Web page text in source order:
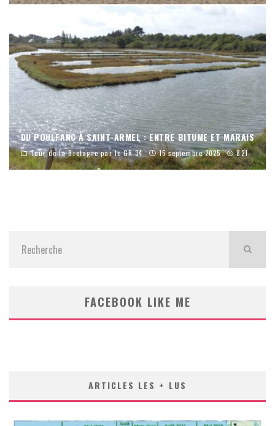
DU POULFANC À SAINT-ARMEL : ENTRE BITUME ET MARAIS
Tour de la Bretagne par le GR 34 15 septembre 2025 821
FACEBOOK LIKE ME
ARTICLES LES + LUS